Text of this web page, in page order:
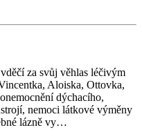
za svůj věhlas léčivým
Aloiska, Ottovka,
dýchacího,
nemoci látkové výměny
lázně vy…